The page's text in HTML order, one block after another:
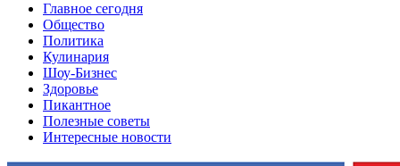
Главное сегодня
Общество
Политика
Кулинария
Шоу-Бизнес
Здоровье
Пикантное
Полезные советы
Интересные новости